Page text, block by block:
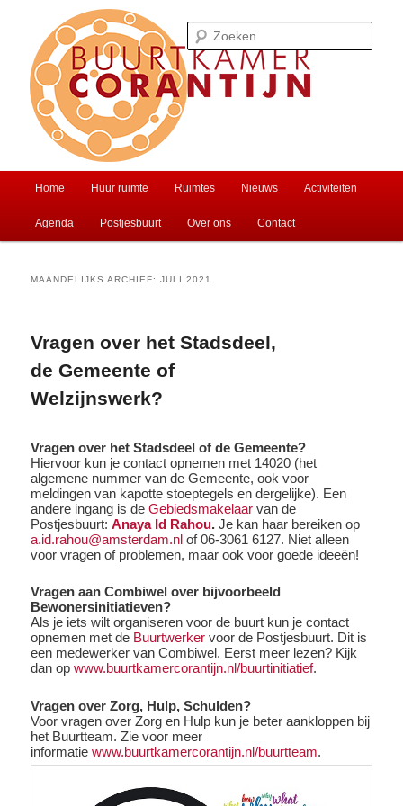
primaire
inhoud
secundaire
inhoud
Buurtkamer Corantijn
Ontmoet je buren of huur een zaal
Home Huur ruimte Ruimtes Nieuws Activiteiten
Agenda Postjesbuurt Over ons Contact
MAANDELIJKS ARCHIEF:JULI 2021
Vragen over het Stadsdeel,
de Gemeente of
Welzijnswerk?
Vragen over het Stadsdeel of de Gemeente?
Hiervoor kun je contact opnemen met 14020 (het
algemene nummer van de Gemeente, ook voor
meldingen van kapotte stoeptegels en dergelijke). Een
andere ingang is deGebiedsmakelaar van de
Postjesbuurt:Anaya Id Rahou. Je kan haar bereiken op
a.id.rahou@amsterdam.nl of 06-3061 6127. Niet alleen
voor vragen of problemen, maar ook voor goede ideeën!
Vragen aan Combiwel over bijvoorbeeld
Bewonersinitiatieven?
Als je iets wilt organiseren voor de buurt kun je contact
opnemen met de Buurtwerker voor de Postjesbuurt. Dit is
een medewerker van Combiwel. Eerst meer lezen? Kijk
dan opwww.buurtkamercorantijn.nl/buurtinitiatief.
Vragen over Zorg, Hulp, Schulden?
Voor vragen over Zorg en Hulp kun je beter aankloppen bij
het Buurtteam. Zie voor meer
informatiewww.buurtkamercorantijn.nl/buurtteam.